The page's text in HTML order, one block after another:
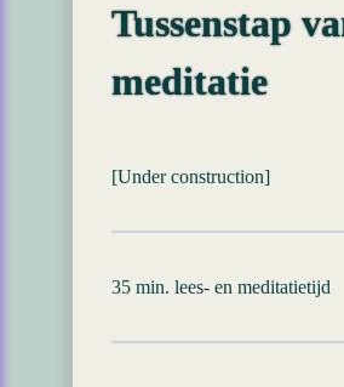
Tussenstap
meditatie
[Under construction]
35 min. lees- en meditatietijd